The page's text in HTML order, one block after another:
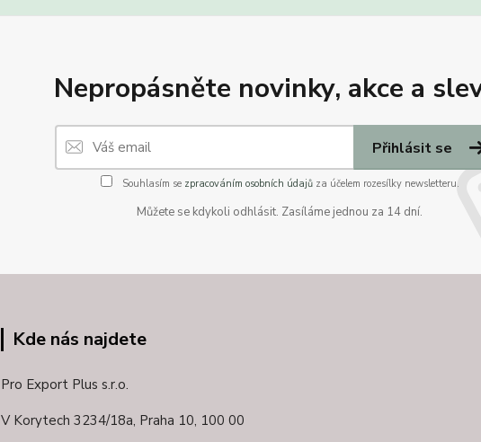
Nepropásněte novinky, akce a
Přihlásit se
Souhlasím se zpracováním osobních údajůza účelem rozesílky newsletteru.
Můžete se kdykoli odhlásit. Zasíláme jednou za 14 dní.
Kde nás najdete
Pro Export Plus s.r.o.
V Korytech 3234/18a, Praha 10, 100 00